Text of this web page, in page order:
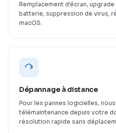
Remplacement d'écran, upgrade
batterie, suppression de virus,
macOS.
Dépannage à distance
Pour les pannes logicielles,
télémaintenance depuis votre
résolution rapide sans